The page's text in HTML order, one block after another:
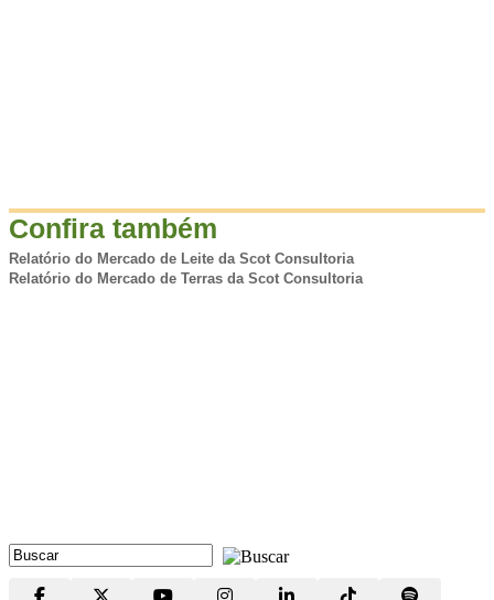
Confira também
Relatório do Mercado de Leite da Scot Consultoria
Relatório do Mercado de Terras da Scot Consultoria